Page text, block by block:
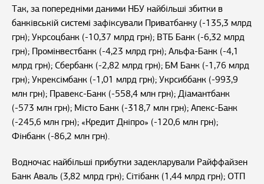
Так, за попередніми даними НБУ найбільші збитки в
банківській системі зафіксували Приватбанку (-135,3 млрд
грн); Укрсоцбанк (-10,37 млрд грн); ВТБ Банк (-6,32 млрд
грн); Промінвестбанк (-4,23 млрд грн); Альфа-Банк (-4,1
млрд грн); Сбербанк (-2,82 млрд грн); БМ Банк (-1,76 млрд
грн); Укрексімбанк (-1,01 млрд грн); Укрсиббанк (-993,9
млн грн); Правекс-Банк (-558,4 млн грн); Діамантбанк
(-573 млн грн); Місто Банк (-318,7 млн грн); Апекс-Банк
(-245,6 млн грн); «Кредит Дніпро» (-120,6 млн грн);
Фінбанк (-86,2 млн грн).
Водночас найбільші прибутки задекларували Райффайзен
Банк Аваль (3,82 млрд грн); Сітібанк (1,44 млрд грн); ОТП